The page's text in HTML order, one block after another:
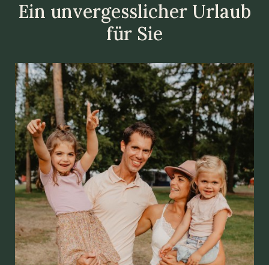
Ein unvergesslicher Urlaub
für Sie